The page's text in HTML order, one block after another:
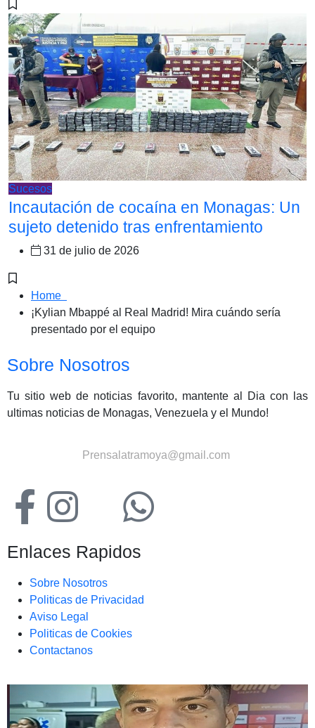
Sucesos
Incautación de cocaína en Monagas: Un
sujeto detenido tras enfrentamiento
31 de julio de 2026
Home
¡Kylian Mbappé al Real Madrid! Mira cuándo sería
presentado por el equipo
Sobre Nosotros
Tu sitio web de noticias favorito, mantente al Dia con las
ultimas noticias de Monagas, Venezuela y el Mundo!
Prensalatramoya@gmail.com
Enlaces Rapidos
Sobre Nosotros
Politicas de Privacidad
Aviso Legal
Politicas de Cookies
Contactanos